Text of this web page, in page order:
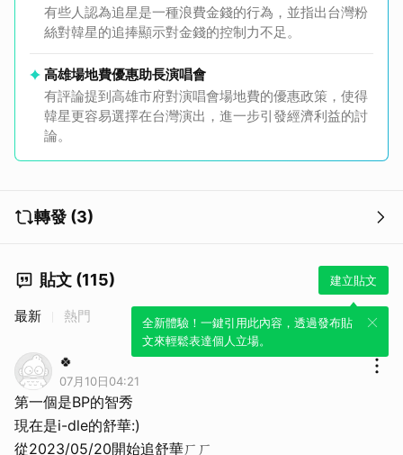
有些人認為追星是一種浪費金錢的行為，並指出台灣粉
絲對韓星的追捧顯示對金錢的控制力不足。
高雄場地費優惠助長演唱會
有評論提到高雄市府對演唱會場地費的優惠政策，使得
韓星更容易選擇在台灣演出，進一步引發經濟利益的討
論。
轉發 (3)
貼文 (115) 建立貼文
全新體驗！一鍵引用此內容，透過發布貼
文來輕鬆表達個人立場。
最新 熱門
🍀
07月10日04:21
第一個是BP的智秀
現在是i-dle的舒華:)
從2023/05/20開始追舒華ㄏㄏ